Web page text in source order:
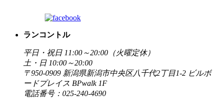
ランコントル
平日・祝日 11:00～20:00（火曜定休）
土・日 10:00～20:00
〒950-0909 新潟県新潟市中央区八千代2丁目1-2 ビルボ
ードプレイス BPwalk 1F
電話番号：025-240-4690